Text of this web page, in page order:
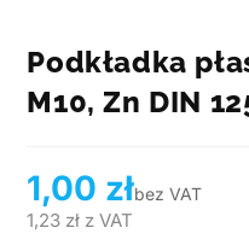
Podkładka
M10, Zn DIN
1,00 złbez VAT
1,23 zł z VAT